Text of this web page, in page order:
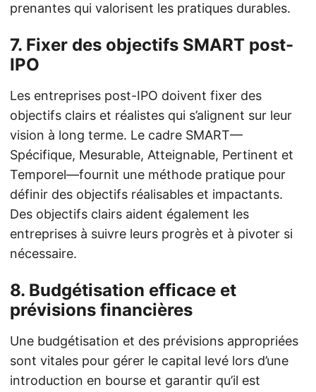
prenantes qui valorisent les pratiques durables.
7. Fixer des objectifs SMART post-
IPO
Les entreprises post-IPO doivent fixer des
objectifs clairs et réalistes qui s’alignent sur leur
vision à long terme. Le cadre SMART—
Spécifique, Mesurable, Atteignable, Pertinent et
Temporel—fournit une méthode pratique pour
définir des objectifs réalisables et impactants.
Des objectifs clairs aident également les
entreprises à suivre leurs progrès et à pivoter si
nécessaire.
8. Budgétisation efficace et
prévisions financières
Une budgétisation et des prévisions appropriées
sont vitales pour gérer le capital levé lors d’une
introduction en bourse et garantir qu’il est